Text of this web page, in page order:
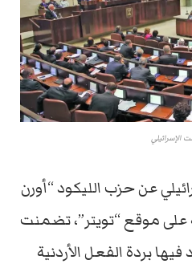
الإسرائيلي
عن حزب الليكود “أورن
موقع “تويتر”، تضمنت
فيها بردة الفعل الأردنية